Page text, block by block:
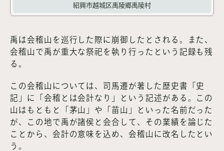
紹興市越城区禹陵郷禹陵村
禹は会稽山を巡行した際に崩御したとされる。また、
会稽山で禹が重大な祭祀を執り行ったという記録も残
る。
この会稽山については、司馬遷が著した歴史書「史
記」に「会稽とは会計なり」という記述がある。この
山はもともと「茅山」や「苗山」といった名前だった
が、この地で禹が諸侯と会合して、その業績を論じた
ことから、会計の意味を込め、会稽山に改名したとい
う。